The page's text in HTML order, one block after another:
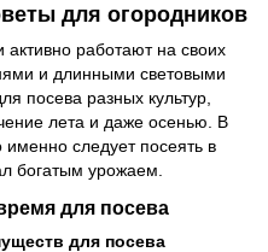
для огородников
работают на своих
и длинными световыми
посева разных культур,
лета и даже осенью. В
следует посеять в
богатым урожаем.
для посева
для посева